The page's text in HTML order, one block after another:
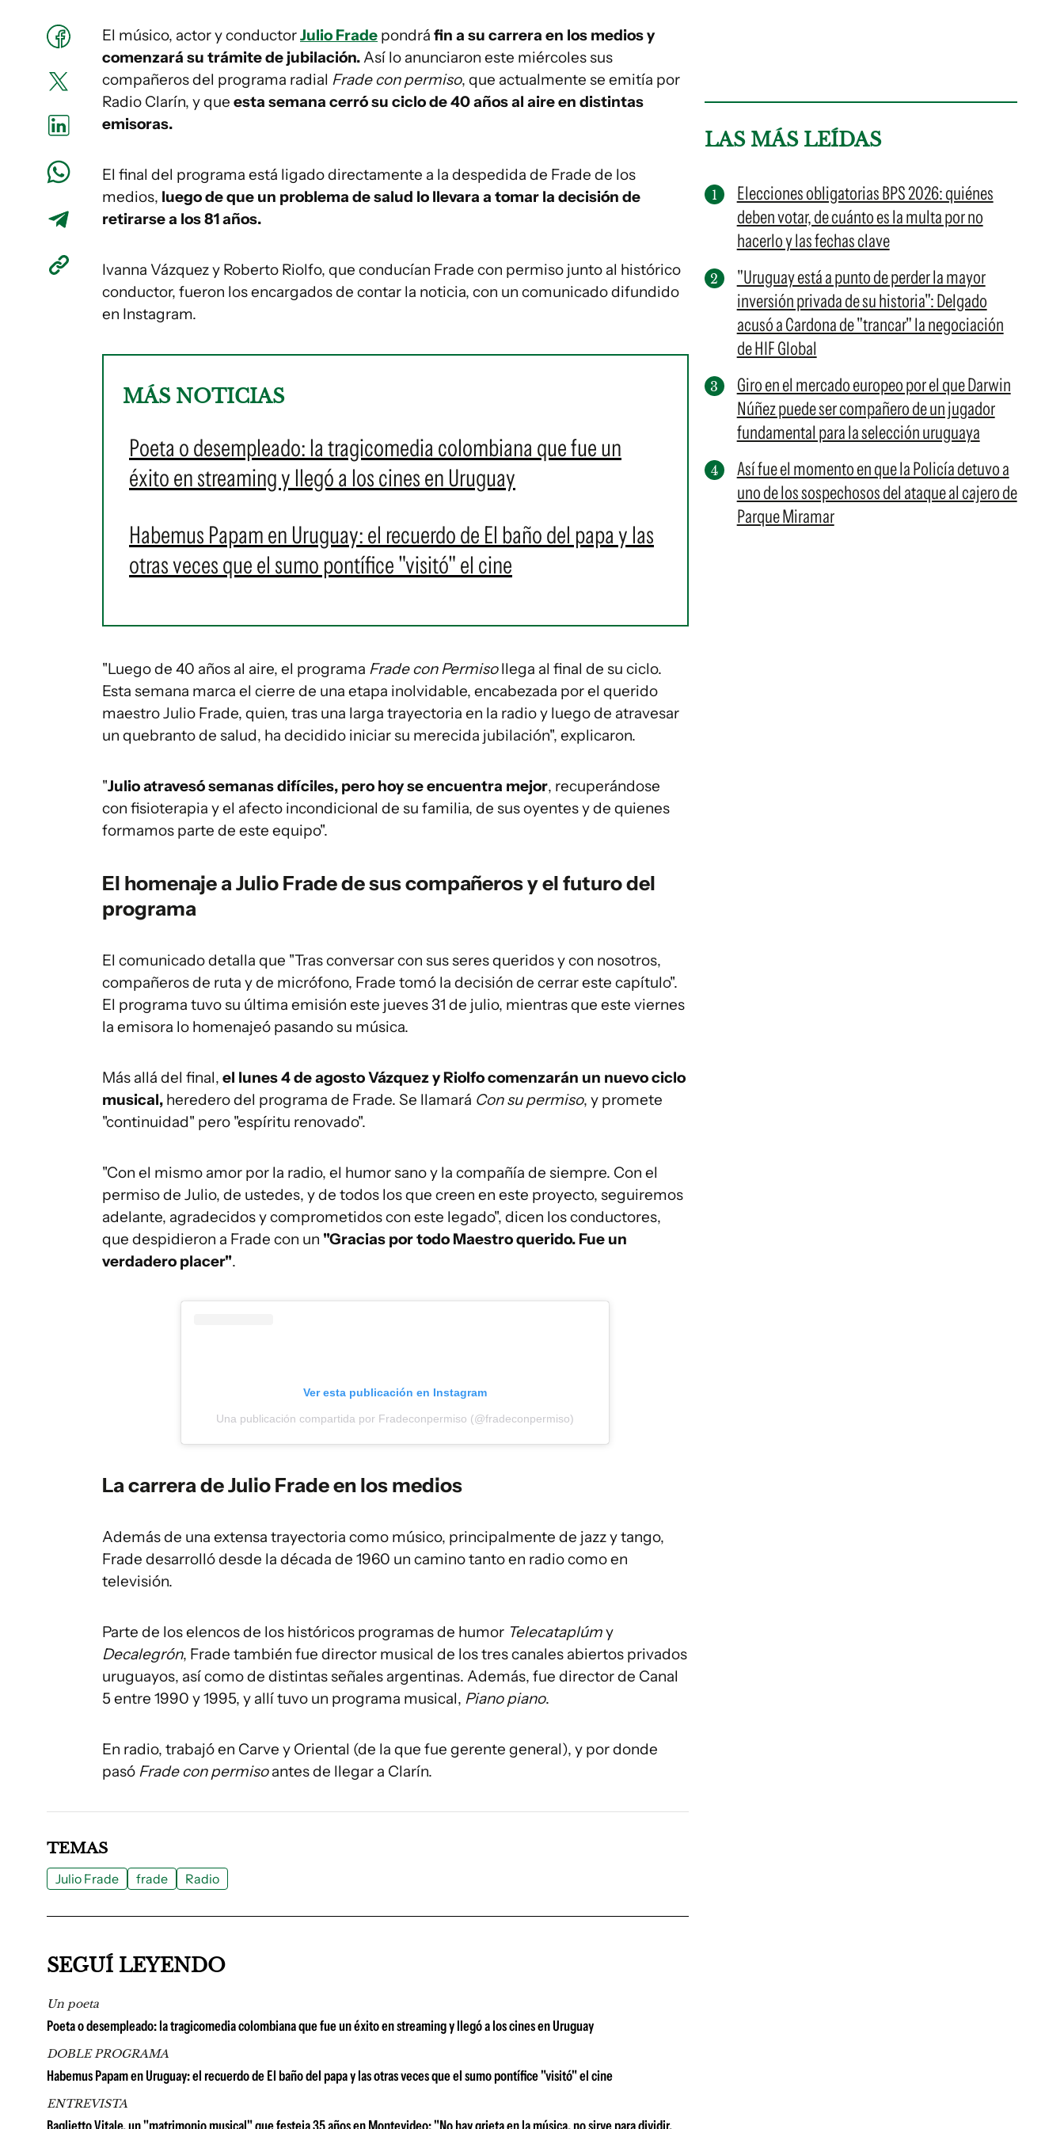
El músico, actor y conductorJulio Frade pondrá fin a su carrera en los medios y
comenzará su trámite de jubilación.Así lo anunciaron este miércoles sus
compañeros del programa radial Frade con permiso, que actualmente se emitía por
Radio Clarín, y que esta semana cerró su ciclo de 40 años al aire en distintas
emisoras.
El final del programa está ligado directamente a la despedida de Frade de los
medios, luego de que un problema de salud lo llevara a tomar la decisión de
retirarse a los 81 años.
Ivanna Vázquez y Roberto Riolfo, que conducían Frade con permiso junto al histórico
conductor, fueron los encargados de contar la noticia, con un comunicado difundido
en Instagram.
MÁS NOTICIAS
Poeta o desempleado: la tragicomedia colombiana que fue un
éxito en streaming y llegó a los cines en Uruguay
Habemus Papam en Uruguay: el recuerdo de El baño del papa y las
otras veces que el sumo pontífice "visitó" el cine
"Luego de 40 años al aire, el programa Frade con Permisollega al final de su ciclo.
Esta semana marca el cierre de una etapa inolvidable, encabezada por el querido
maestro Julio Frade, quien, tras una larga trayectoria en la radio y luego de atravesar
un quebranto de salud, ha decidido iniciar su merecida jubilación", explicaron.
"Julio atravesó semanas difíciles, pero hoy se encuentra mejor, recuperándose
con fisioterapia y el afecto incondicional de su familia, de sus oyentes y de quienes
formamos parte de este equipo".
El homenaje a Julio Frade de sus compañeros y el futuro del
programa
El comunicado detalla que "Tras conversar con sus seres queridos y con nosotros,
compañeros de ruta y de micrófono, Frade tomó la decisión de cerrar este capítulo".
El programa tuvo su última emisión este jueves 31 de julio, mientras que este viernes
la emisora lo homenajeó pasando su música.
Más allá del final, el lunes 4 de agosto Vázquez y Riolfo comenzarán un nuevo ciclo
musical, heredero del programa de Frade. Se llamará Con su permiso, y promete
"continuidad" pero "espíritu renovado".
"Con el mismo amor por la radio, el humor sano y la compañía de siempre. Con el
permiso de Julio, de ustedes, y de todos los que creen en este proyecto, seguiremos
adelante, agradecidos y comprometidos con este legado", dicen los conductores,
que despidieron a Frade con un "Gracias por todo Maestro querido. Fue un
verdadero placer".
Ver esta publicación en Instagram
Una publicación compartida por Fradeconpermiso (@fradeconpermiso)
La carrera de Julio Frade en los medios
Además de una extensa trayectoria como músico, principalmente de jazz y tango,
Frade desarrolló desde la década de 1960 un camino tanto en radio como en
televisión.
Parte de los elencos de los históricos programas de humor Telecataplúmy
Decalegrón, Frade también fue director musical de los tres canales abiertos privados
uruguayos, así como de distintas señales argentinas. Además, fue director de Canal
5 entre 1990 y 1995, y allí tuvo un programa musical, Piano piano.
En radio, trabajó en Carve y Oriental (de la que fue gerente general), y por donde
pasó Frade con permisoantes de llegar a Clarín.
LAS MÁS LEÍDAS
Elecciones obligatorias BPS 2026: quiénes
deben votar, de cuánto es la multa por no
hacerlo y las fechas clave
"Uruguay está a punto de perder la mayor
inversión privada de su historia": Delgado
acusó a Cardona de "trancar" la negociación
de HIF Global
Giro en el mercado europeo por el que Darwin
Núñez puede ser compañero de un jugador
fundamental para la selección uruguaya
Así fue el momento en que la Policía detuvo a
uno de los sospechosos del ataque al cajero de
Parque Miramar
TEMAS
Julio Frade frade Radio
SEGUÍ LEYENDO
Un poeta
Poeta o desempleado: la tragicomedia colombiana que fue un éxito en streaming y llegó a los cines en Uruguay
DOBLE PROGRAMA
Habemus Papam en Uruguay: el recuerdo de El baño del papa y las otras veces que el sumo pontífice "visitó" el cine
ENTREVISTA